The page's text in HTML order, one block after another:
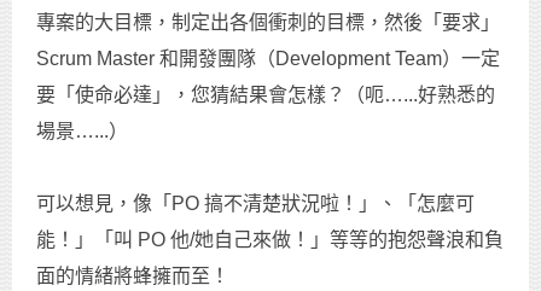
專案的大目標，制定出各個衝刺的目標，然後「要求」
Scrum Master 和開發團隊（Development Team）一定
要「使命必達」，您猜結果會怎樣？（呃…...好熟悉的
場景…...）
可以想見，像「PO 搞不清楚狀況啦！」、「怎麼可
能！」「叫 PO 他/她自己來做！」等等的抱怨聲浪和負
面的情緒將蜂擁而至！